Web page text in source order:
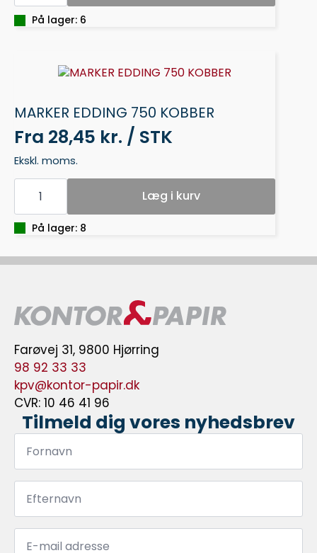
GULD
antalPå lager: 6
MARKER EDDING 750 KOBBER
Fra 28,45 kr. / STK
Ekskl. moms.
MARKER
EDDING
KOBBER
antal
Læg i kurv
På lager: 8
Farøvej 31, 9800 Hjørring
98 92 33 33
kpv@kontor-papir.dk
CVR: 10 46 41 96
Tilmeld dig vores nyhedsbrev
Fornavn
Efternavn
Email